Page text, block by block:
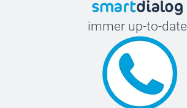
immer up-to-date